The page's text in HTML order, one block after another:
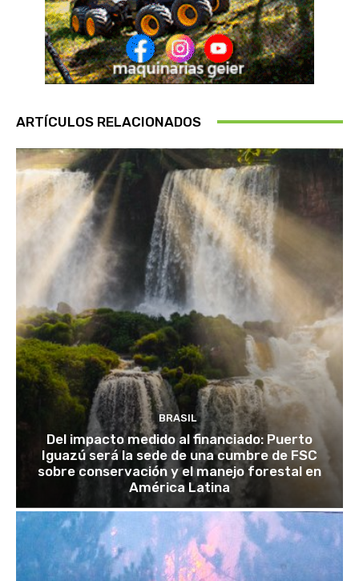
ARTÍCULOS RELACIONADOS
BRASIL
Del impacto medido al financiado: Puerto
Iguazú será la sede de una cumbre de FSC
sobre conservación y el manejo forestal en
América Latina